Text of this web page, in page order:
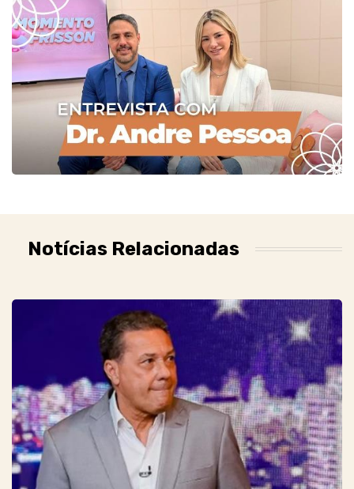
Notícias Relacionadas